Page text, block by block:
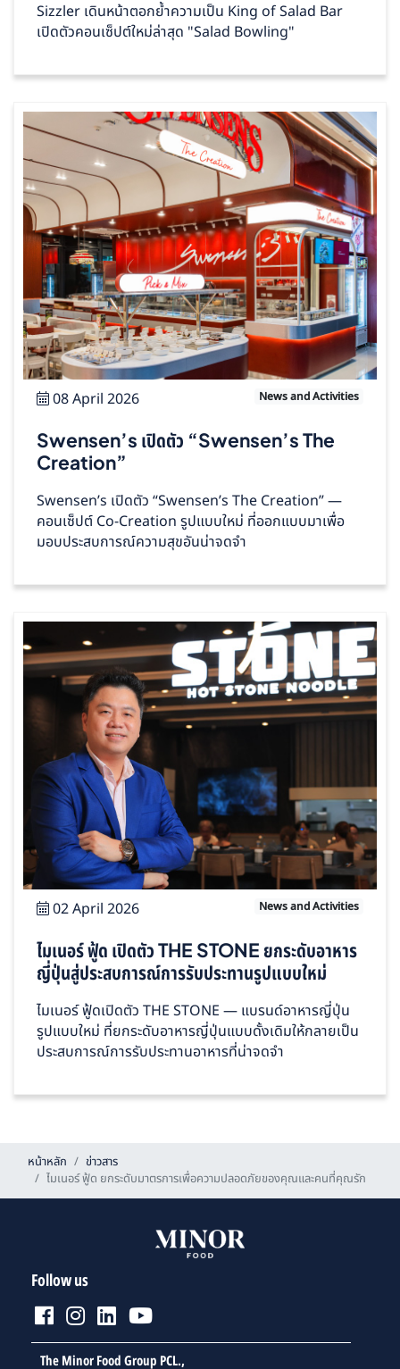
Sizzler เดินหน้าตอกย้ำความเป็น King of Salad Bar
เปิดตัวคอนเซ็ปต์ใหม่ล่าสุด "Salad Bowling"
08 April 2026 News and Activities
Swensen’s เปิดตัว “Swensen’s The
Creation”
Swensen’s เปิดตัว “Swensen’s The Creation” —
คอนเซ็ปต์ Co‑Creation รูปแบบใหม่ ที่ออกแบบมาเพื่อ
มอบประสบการณ์ความสุขอันน่าจดจำ
02 April 2026 News and Activities
ไมเนอร์ ฟู้ด เปิดตัว THE STONE ยกระดับอาหาร
ญี่ปุ่นสู่ประสบการณ์การรับประทานรูปแบบใหม่
ไมเนอร์ ฟู้ดเปิดตัว THE STONE — แบรนด์อาหารญี่ปุ่น
รูปแบบใหม่ ที่ยกระดับอาหารญี่ปุ่นแบบดั้งเดิมให้กลายเป็น
ประสบการณ์การรับประทานอาหารที่น่าจดจำ
หน้าหลัก
ข่าวสาร
ไมเนอร์ ฟู้ด ยกระดับมาตรการเพื่อความปลอดภัยของคุณและคนที่คุณรัก
Follow us
The Minor Food Group PCL.,